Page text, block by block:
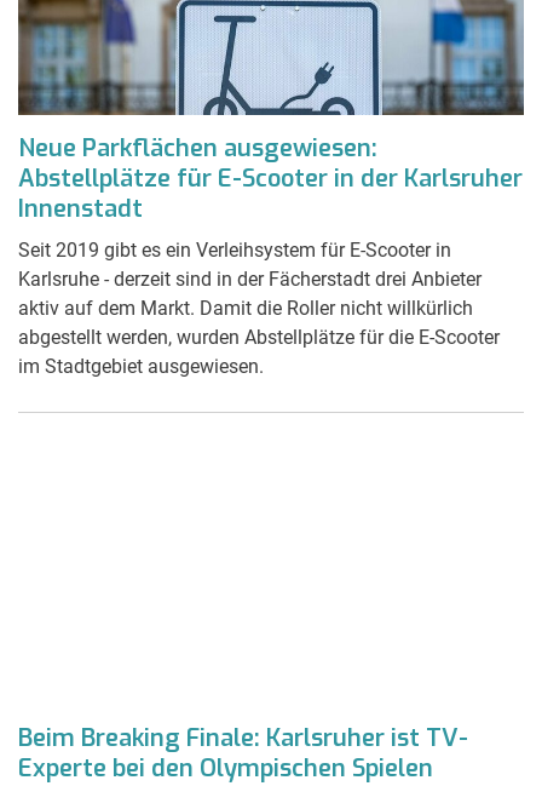
Neue Parkflächen ausgewiesen:
Abstellplätze für E-Scooter in der Karlsruher
Innenstadt
Seit 2019 gibt es ein Verleihsystem für E-Scooter in
Karlsruhe - derzeit sind in der Fächerstadt drei Anbieter
aktiv auf dem Markt. Damit die Roller nicht willkürlich
abgestellt werden, wurden Abstellplätze für die E-Scooter
im Stadtgebiet ausgewiesen.
Beim Breaking Finale: Karlsruher ist TV-
Experte bei den Olympischen Spielen